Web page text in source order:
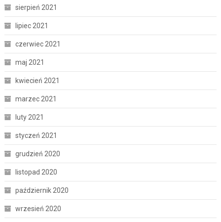
sierpień 2021
lipiec 2021
czerwiec 2021
maj 2021
kwiecień 2021
marzec 2021
luty 2021
styczeń 2021
grudzień 2020
listopad 2020
październik 2020
wrzesień 2020